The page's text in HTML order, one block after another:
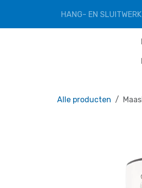
HANG- EN SLUITWERK
Alle producten